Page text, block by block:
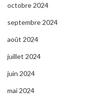
octobre 2024
septembre 2024
août 2024
juillet 2024
juin 2024
mai 2024